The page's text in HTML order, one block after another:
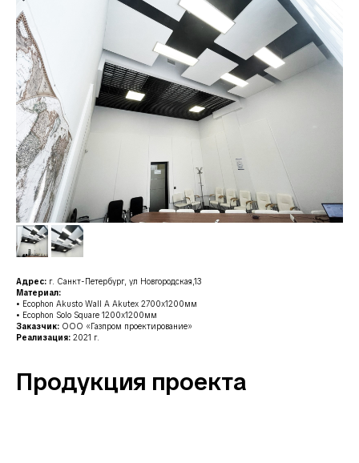
Адрес: г. Санкт-Петербург, ул Новгородская,13
Материал:
• Ecophon Akusto Wall A Akutex 2700x1200мм
• Ecophon Solo Square 1200x1200мм
Заказчик: ООО «Газпром проектирование»
Реализация: 2021 г.
Продукция проекта